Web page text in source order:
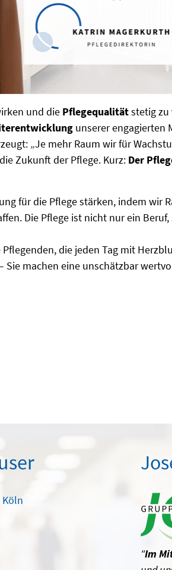
und die Pflegequalitätstetig zu
unserer engagierten
„Je mehr Raum wir für
Zukunft der Pflege. Kurz: Der
für die Pflege stärken, indem wir
Die Pflege ist nicht nur ein
die jeden Tag mit
Sie machen eine unschätzbar
Köln
"Im